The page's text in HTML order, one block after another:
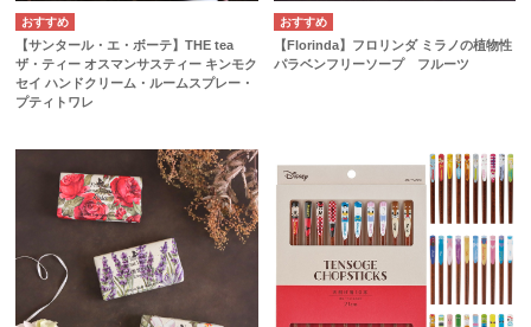
【サンタール・エ・ボーテ】THE tea
ザ・ティー オスマンサスティー キンモク
セイ ハンドクリーム・ルームスプレー・
プティトワレ
【Florinda】フロリンダ ミラノの植物性
パラベンフリーソープ フルーツ